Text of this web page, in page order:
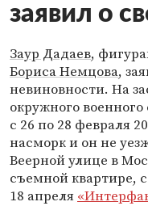
заявил о
Заур Дадаев,
Бориса Немцова,
невиновности. На
окружного
с 26 по 28 февраля
насморк и он не
Веерной улице в
съемной квартире,
18 апреля